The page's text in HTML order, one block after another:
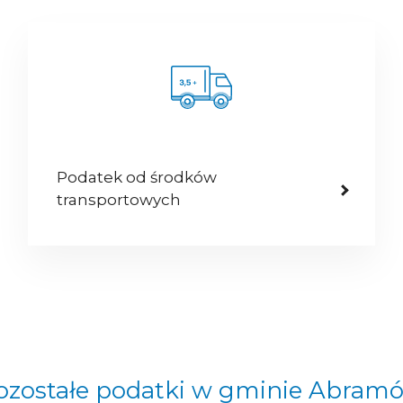
Podatek od środków
transportowych
podatki w gminie